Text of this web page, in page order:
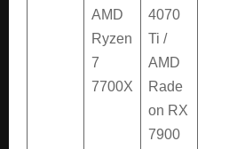
AMD
Ryzen
7
7700X
4070
Ti /
AMD
Rade
on RX
7900